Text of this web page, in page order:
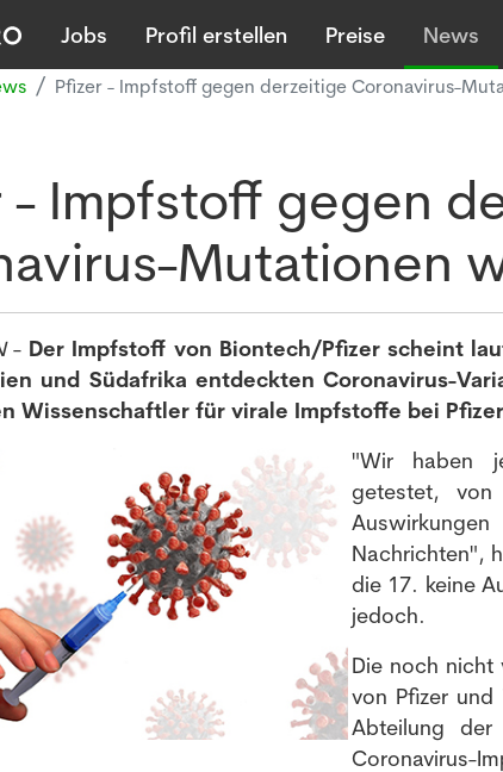
Jobs Profil erstellen Preise News
Pfizer - Impfstoff gegen derzeitige Coronavirus-
- Impfstoff gegen
Mutationen
- Der Impfstoff von Biontech/Pfizer scheint
und Südafrika entdeckten Coronavirus-
Wissenschaftler für virale Impfstoffe bei
"Wir haben
getestet, von
Nachrichten",
die 17. keine
jedoch.
Die noch nicht
von Pfizer und
Abteilung
Coronavirus-
NEWSLETTER
Anmeldung